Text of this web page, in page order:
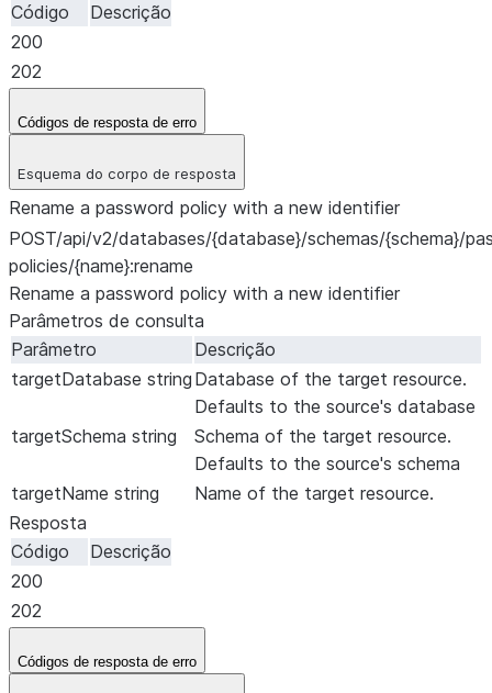
Código
Descrição
200
202
Códigos de resposta de erro
Esquema do corpo de resposta
Rename a password policy with a new identifier
POST/api/v2/databases/{database}/schemas/{schema}/
policies/{name}:rename
Rename a password policy with a new identifier
Parâmetros de consulta
Parâmetro
Descrição
targetDatabase string Database of the target resource.
Defaults to the source's database
targetSchema string
Schema of the target resource.
Defaults to the source's schema
targetName string
Name of the target resource.
Resposta
Código
Descrição
200
202
Códigos de resposta de erro